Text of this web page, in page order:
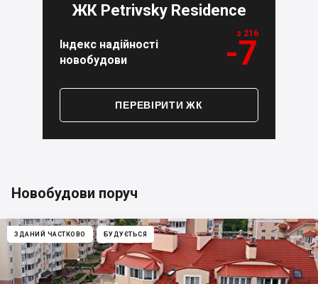
ЖК Petrivsky Residence
Індекс надійності
новобудови
з 216
-7
ПЕРЕВІРИТИ ЖК
Новобудови поруч
ЗДАНИЙ ЧАСТКОВО БУДУЄТЬСЯ